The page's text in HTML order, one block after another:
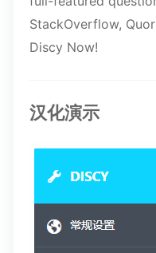
StackOverflow,
Discy Now!
汉化演示